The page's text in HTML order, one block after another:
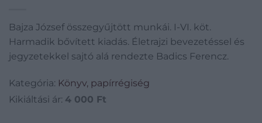
jegyzetekkel sajtó alá
rendezte Badics Ferencz.
Bajza József összegyűjtött munkái. I-VI. köt.
Harmadik bővített kiadás. Életrajzi bevezetéssel és
jegyzetekkel sajtó alá rendezte Badics Ferencz.
Kategória: Könyv, papírrégiség
Kikiáltási ár: 4 000 Ft